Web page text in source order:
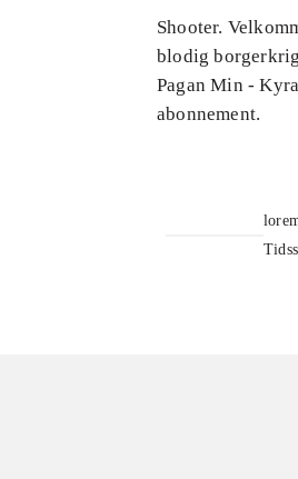
Shooter.
blodig
Pagan Min -
abonnement.